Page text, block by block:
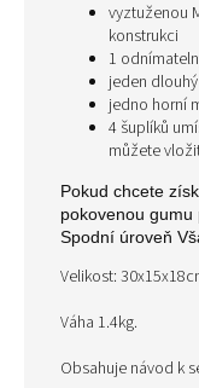
vyztuženou
konstrukci
1
jeden
jedno horní
4 šuplíků
můžete
Pokud chcete
pokovenou
Spodní úroveň
Velikost:
Váha 1.4kg.
Obsahuje návod k